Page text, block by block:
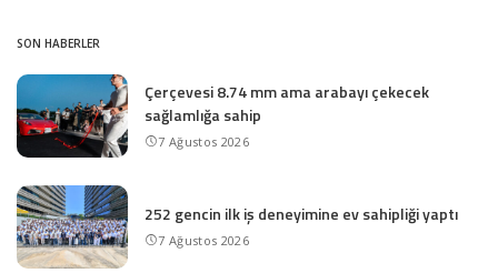
SON HABERLER
Çerçevesi 8.74 mm ama arabayı çekecek
sağlamlığa sahip
7 Ağustos 2026
252 gencin ilk iş deneyimine ev sahipliği yaptı
7 Ağustos 2026